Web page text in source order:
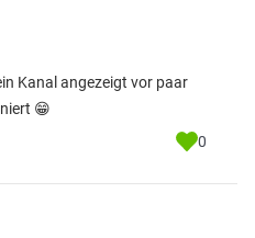
Kanal angezeigt vor paar
😁
0